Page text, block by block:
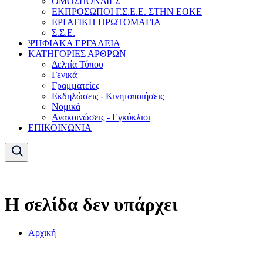
ΕΚΠΡΟΣΩΠΟΙ Γ.Σ.Ε.Ε. ΣΤΗΝ ΕΟΚΕ
ΕΡΓΑΤΙΚΗ ΠΡΩΤΟΜΑΓΙΑ
Σ.Σ.Ε.
ΨΗΦΙΑΚΑ ΕΡΓΑΛΕΙΑ
ΚΑΤΗΓΟΡΙΕΣ ΑΡΘΡΩΝ
Δελτία Τύπου
Γενικά
Γραμματείες
Εκδηλώσεις - Κινητοποιήσεις
Νομικά
Ανακοινώσεις - Εγκύκλιοι
ΕΠΙΚΟΙΝΩΝΙΑ
Η σελίδα δεν υπάρχει
Αρχική